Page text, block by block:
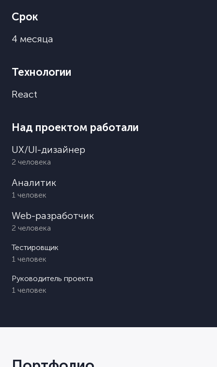
Срок
4 месяца
Технологии
React
Над проектом работали
UX/UI-дизайнер
2 человека
Аналитик
1 человек
Web-разработчик
2 человека
Тестировщик
1 человек
Руководитель проекта
1 человек